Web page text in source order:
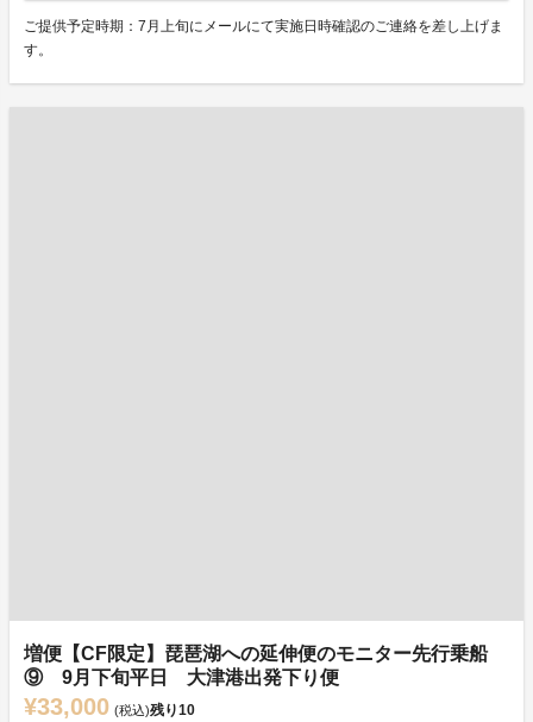
ご提供予定時期：7月上旬にメールにて実施日時確認のご連絡を差し上げま
す。
増便【CF限定】琵琶湖への延伸便のモニター先行乗船
⑨ 9月下旬平日 大津港出発下り便
¥33,000 (税込)残り10